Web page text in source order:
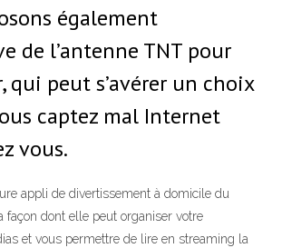
également
de l’antenne TNT pour
qui peut s’avérer un choix
captez mal Internet
vous.
appli de divertissement à domicile du
façon dont elle peut organiser votre
et vous permettre de lire en streaming la